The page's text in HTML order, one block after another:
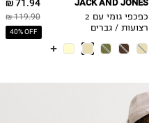
71.94 ₪
119.90 ₪
40% OFF
JACK AND JONES
כפכפי גומי עם 2
רצועות / גברים